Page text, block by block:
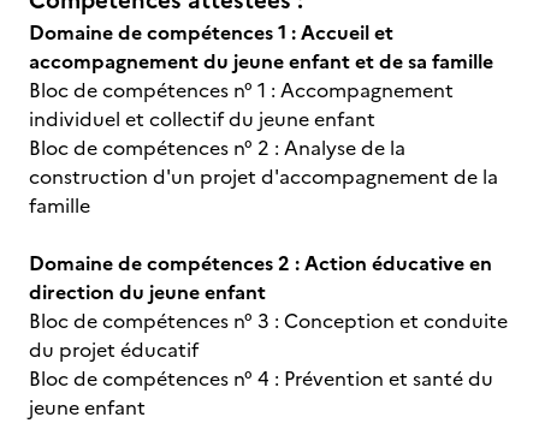
Domaine de compétences 1 : Accueil et
accompagnement du jeune enfant et de sa famille
Bloc de compétences n° 1 : Accompagnement
individuel et collectif du jeune enfant
Bloc de compétences n° 2 : Analyse de la
construction d'un projet d'accompagnement de la
famille
Domaine de compétences 2 : Action éducative en
direction du jeune enfant
Bloc de compétences n° 3 : Conception et conduite
du projet éducatif
Bloc de compétences n° 4 : Prévention et santé du
jeune enfant